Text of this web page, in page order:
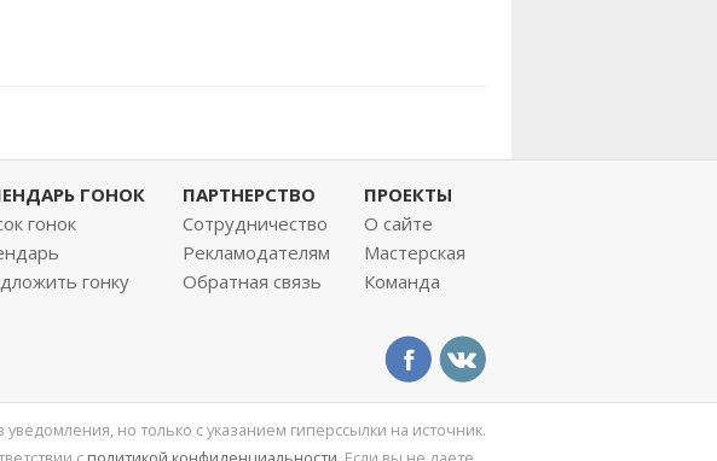
ГОНОК
гонок
гонку
ПАРТНЕРСТВО
Сотрудничество
Рекламодателям
Обратная связь
ПРОЕКТЫ
О сайте
Мастерская
Команда
но только с указанием гиперссылки на источник.